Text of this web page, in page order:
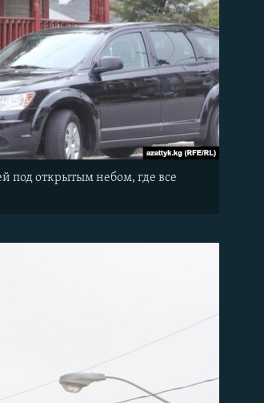
под открытым небом, где все